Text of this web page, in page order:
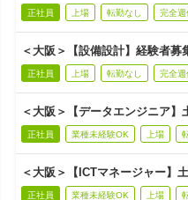
正社員 上場 転勤なし 完全週
＜大阪＞【設備設計】経験者
正社員 上場 転勤なし 完全週
＜大阪＞【データエンジニア】
正社員 業種未経験OK 上場
＜大阪＞【ICTマネージャー】
正社員 業種未経験OK 上場